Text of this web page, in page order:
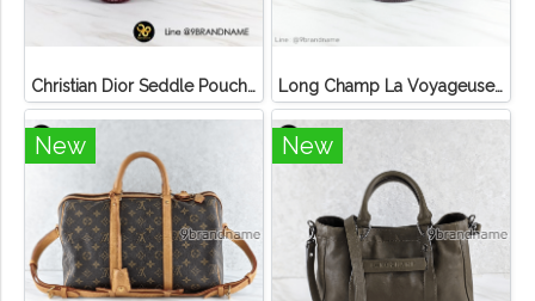
Christian Dior Seddle Pouch Accessory Hand Bag Long Champ La Voyageuse Bag Leather
New New